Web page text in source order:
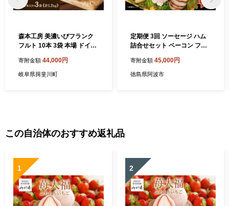
森本工房 美濃いびフランク
フルト 10本 3袋 本場 ドイツ
ト ソーセージ ウインナー お
つまみ フランクフルトソー
寄附金額 44,000円
岐阜県揖斐川町
定期便 3回 ソーセージ ハム
詰合せセット ベーコン フラ
トルトカレー 焼豚 煮込み 添
加物 不使用 惣菜 おかず 弁当
寄附金額 45,000円
徳島県阿波市
この自治体のおすすめ返礼品
1 2